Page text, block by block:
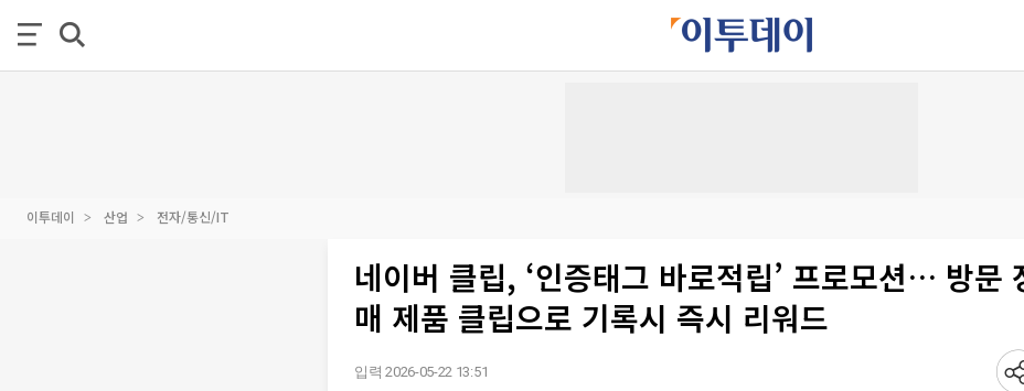
이투데이 산업 전자/통신/IT
네이버 클립, ‘인증태그 바로적립’ 프로모션… 방문
매 제품 클립으로 기록시 즉시 리워드
입력 2026-05-22 13:51